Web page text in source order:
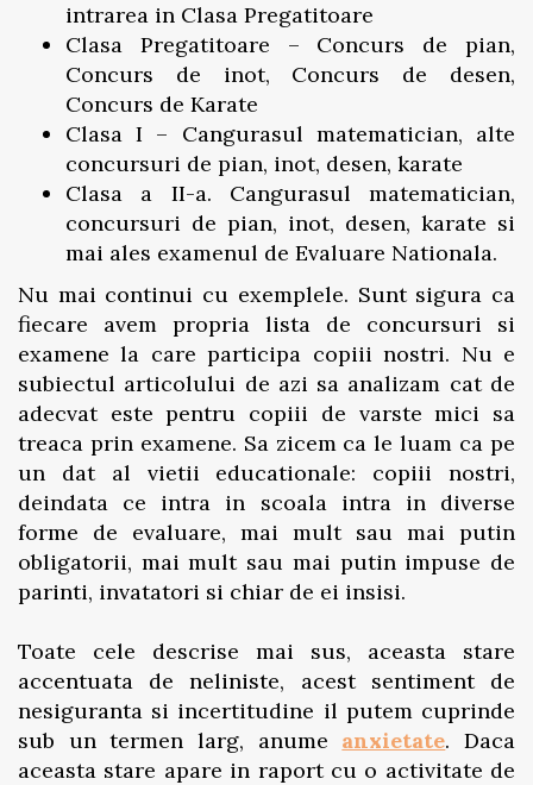
intrarea in Clasa Pregatitoare
Clasa Pregatitoare – Concurs de pian,
Concurs de inot, Concurs de desen,
Concurs de Karate
Clasa I – Cangurasul matematician, alte
concursuri de pian, inot, desen, karate
Clasa a II-a. Cangurasul matematician,
concursuri de pian, inot, desen, karate si
mai ales examenul de Evaluare Nationala.
Nu mai continui cu exemplele. Sunt sigura ca
fiecare avem propria lista de concursuri si
examene la care participa copiii nostri. Nu e
subiectul articolului de azi sa analizam cat de
adecvat este pentru copiii de varste mici sa
treaca prin examene. Sa zicem ca le luam ca pe
un dat al vietii educationale: copiii nostri,
deindata ce intra in scoala intra in diverse
forme de evaluare, mai mult sau mai putin
obligatorii, mai mult sau mai putin impuse de
parinti, invatatori si chiar de ei insisi.
Toate cele descrise mai sus, aceasta stare
accentuata de neliniste, acest sentiment de
nesiguranta si incertitudine il putem cuprinde
sub un termen larg, anume anxietate. Daca
aceasta stare apare in raport cu o activitate de